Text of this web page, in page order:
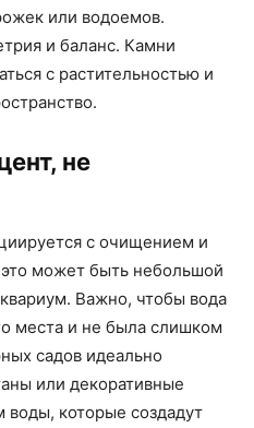
или водоемов.
и баланс. Камни
с растительностью и
не
с очищением и
может быть небольшой
Важно, чтобы вода
места и не была слишком
садов идеально
или декоративные
которые создадут